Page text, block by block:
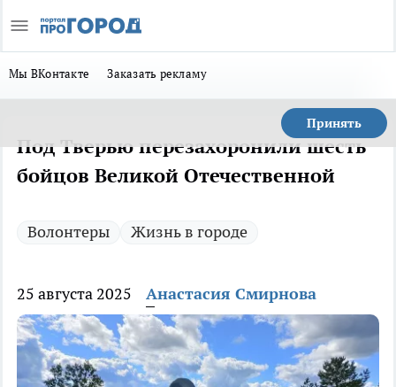
Мы ВКонтакте Заказать рекламу
Принять
Под Тверью перезахоронили шесть
бойцов Великой Отечественной
Волонтеры Жизнь в городе
25 августа 2025 Анастасия Смирнова